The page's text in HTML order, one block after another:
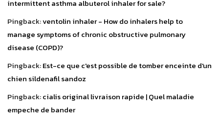
intermittent asthma albuterol inhaler for sale?
Pingback:ventolin inhaler - How do inhalers help to
manage symptoms of chronic obstructive pulmonary
disease (COPD)?
Pingback:Est-ce que c'est possible de tomber enceinte d'un
chien sildenafil sandoz
Pingback:cialis original livraison rapide | Quel maladie
empeche de bander